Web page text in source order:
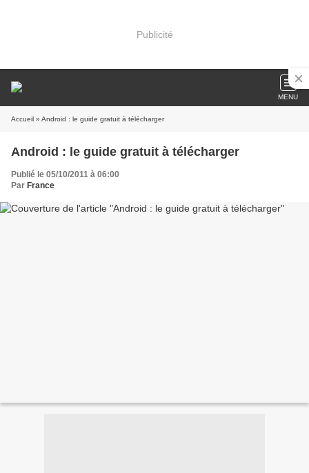
Publicité
MENU
Accueil » Android : le guide gratuit à télécharger
Android : le guide gratuit à télécharger
Publié le 05/10/2011 à 06:00
Par France